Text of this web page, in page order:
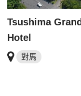
Tsushima Grand
Hotel
對馬